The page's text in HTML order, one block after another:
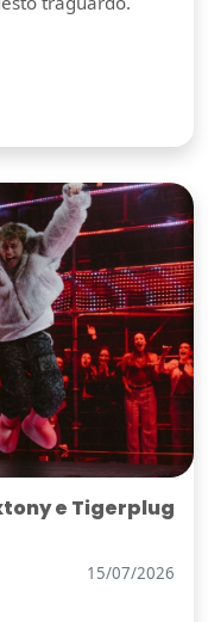
e Tigerplug
15/07/2026